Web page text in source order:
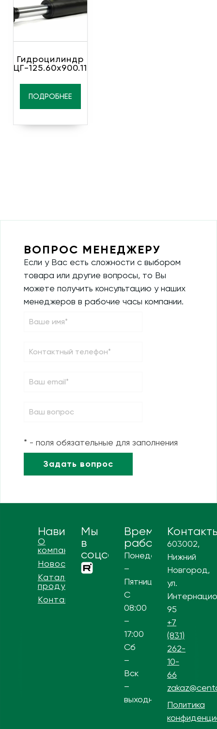
Гидроцилиндр
ЦГ-125.60х900.11
ПОДРОБНЕЕ
ВОПРОС МЕНЕДЖЕРУ
Если у Вас есть сложности с выбором
товара или другие вопросы, то Вы
можете получить консультацию у наших
менеджеров в рабочие часы компании.
* - поля обязательные для заполнения
Навигация
О
компании
Новости
Каталог
продукции
Контакты
Мы
в
соцсетях
Время
работы
Понедельник
–
Пятница
С
08:00
–
17:00
Сб
–
Вск
–
выходной
603002,
Нижний
Новгород,
ул.
95
+7
(831)
262-
10-
66
Политика